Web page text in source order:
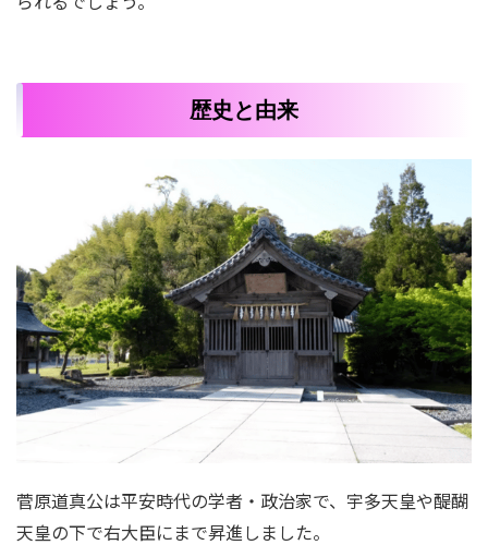
歴史と由来
菅原道真公は平安時代の学者・政治家で、宇多天皇や醍醐
天皇の下で右大臣にまで昇進しました。